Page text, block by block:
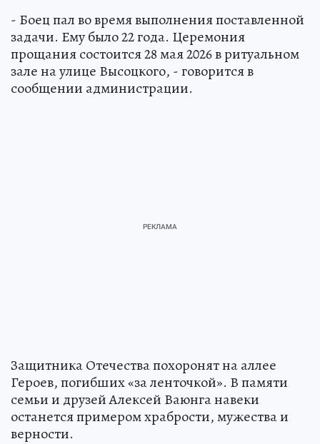
- Боец пал во время выполнения поставленной
задачи. Ему было 22 года. Церемония
прощания состоится 28 мая 2026 в ритуальном
зале на улице Высоцкого, - говорится в
сообщении администрации.
Защитника Отечества похоронят на аллее
Героев, погибших «за ленточкой». В памяти
семьи и друзей Алексей Ваюнга навеки
останется примером храбрости, мужества и
верности.